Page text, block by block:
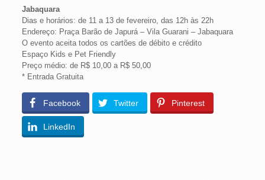
Jabaquara
Dias e horários: de 11 a 13 de fevereiro, das 12h às 22h
Endereço: Praça Barão de Japurá – Vila Guarani – Jabaquara
O evento aceita todos os cartões de débito e crédito
Espaço Kids e Pet Friendly
Preço médio: de R$ 10,00 a R$ 50,00
* Entrada Gratuita
Facebook Twitter Pinterest
LinkedIn